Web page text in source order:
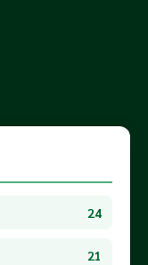
24
21